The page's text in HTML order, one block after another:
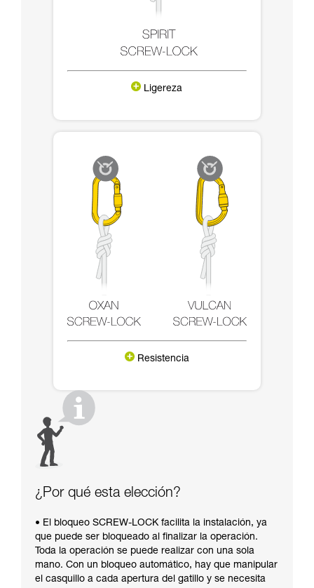
Ligereza
Resistencia
¿Por qué esta elección?
• El bloqueo SCREW-LOCK facilita la instalación, ya
que puede ser bloqueado al finalizar la operación.
Toda la operación se puede realizar con una sola
mano. Con un bloqueo automático, hay que manipular
el casquillo a cada apertura del gatillo y se necesita